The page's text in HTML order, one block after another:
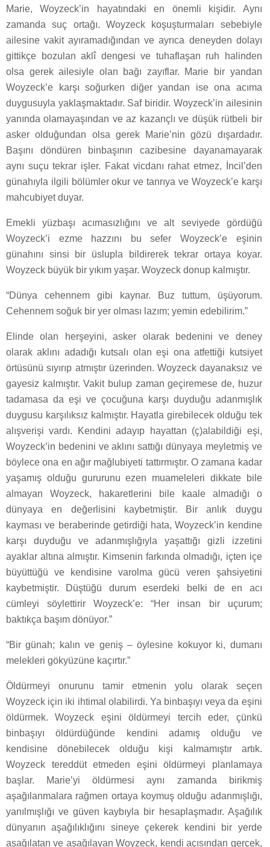
Marie, Woyzeck’in hayatındaki en önemli kişidir. Aynı
zamanda suç ortağı. Woyzeck koşuşturmaları sebebiyle
ailesine vakit ayıramadığından ve ayrıca deneyden dolayı
gittikçe bozulan aklî dengesi ve tuhaflaşan ruh halinden
olsa gerek ailesiyle olan bağı zayıflar. Marie bir yandan
Woyzeck’e karşı soğurken diğer yandan ise ona acıma
duygusuyla yaklaşmaktadır. Saf biridir. Woyzeck’in ailesinin
yanında olamayaşından ve az kazançlı ve düşük rütbeli bir
asker olduğundan olsa gerek Marie’nin gözü dışardadır.
Başını döndüren binbaşının cazibesine dayanamayarak
aynı suçu tekrar işler. Fakat vicdanı rahat etmez, İncil’den
günahıyla ilgili bölümler okur ve tanrıya ve Woyzeck’e karşı
mahcubiyet duyar.
Emekli yüzbaşı acımasızlığını ve alt seviyede gördüğü
Woyzeck’i ezme hazzını bu sefer Woyzeck’e eşinin
günahını sinsi bir üslupla bildirerek tekrar ortaya koyar.
Woyzeck büyük bir yıkım yaşar. Woyzeck donup kalmıştır.
“Dünya cehennem gibi kaynar. Buz tuttum, üşüyorum.
Cehennem soğuk bir yer olması lazım; yemin edebilirim.”
Elinde olan herşeyini, asker olarak bedenini ve deney
olarak aklını adadığı kutsalı olan eşi ona atfettiği kutsiyet
örtüsünü sıyırıp atmıştır üzerinden. Woyzeck dayanaksız ve
gayesiz kalmıştır. Vakit bulup zaman geçiremese de, huzur
tadamasa da eşi ve çocuğuna karşı duyduğu adanmışlık
duygusu karşılıksız kalmıştır. Hayatla girebilecek olduğu tek
alışverişi vardı. Kendini adayıp hayattan (ç)alabildiği eşi,
Woyzeck’in bedenini ve aklını sattığı dünyaya meyletmiş ve
böylece ona en ağır mağlubiyeti tattırmıştır. O zamana kadar
yaşamış olduğu gururunu ezen muameleleri dikkate bile
almayan Woyzeck, hakaretlerini bile kaale almadığı o
dünyaya en değerlisini kaybetmiştir. Bir anlık duygu
kayması ve beraberinde getirdiği hata, Woyzeck’in kendine
karşı duyduğu ve adanmışlığıyla yaşattığı gizli izzetini
ayaklar altına almıştır. Kimsenin farkında olmadığı, içten içe
büyüttüğü ve kendisine varolma gücü veren şahsiyetini
kaybetmiştir. Düştüğü durum eserdeki belki de en acı
cümleyi söylettirir Woyzeck’e: “Her insan bir uçurum;
baktıkça başım dönüyor.”
“Bir günah; kalın ve geniş – öylesine kokuyor ki, dumanı
melekleri gökyüzüne kaçırtır.”
Öldürmeyi onurunu tamir etmenin yolu olarak seçen
Woyzeck için iki ihtimal olabilirdi. Ya binbaşıyı veya da eşini
öldürmek. Woyzeck eşini öldürmeyi tercih eder, çünkü
binbaşıyı öldürdüğünde kendini adamış olduğu ve
kendisine dönebilecek olduğu kişi kalmamıştır artık.
Woyzeck tereddüt etmeden eşini öldürmeyi planlamaya
başlar. Marie’yi öldürmesi aynı zamanda birikmiş
aşağılanmalara rağmen ortaya koymuş olduğu adanmışlığı,
yanılmışlığı ve güven kaybıyla bir hesaplaşmadır. Aşağılık
dünyanın aşağılıklığını sineye çekerek kendini bir yerde
aşağılatan ve aşağılayan Woyzeck, kendi açısından gerçek,